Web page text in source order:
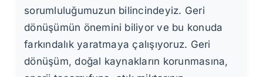
sorumluluğumuzun bilincindeyiz. Geri
dönüşümün önemini biliyor ve bu konuda
farkındalık yaratmaya çalışıyoruz. Geri
dönüşüm, doğal kaynakların korunmasına,